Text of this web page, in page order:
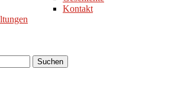
Kontakt
Suchen